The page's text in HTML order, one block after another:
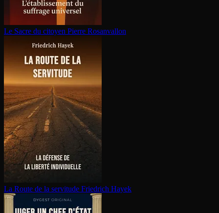
Le Sacre du citoyen Pierre Rosanvallon
La Route de la servitude Friedrich Hayek